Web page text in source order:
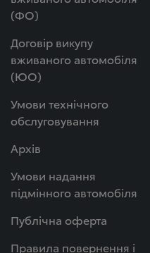
(ФО)
Договір викупу
вживаного автомобіля
(ЮО)
Умови технічного
обслуговування
Архів
Умови надання
підмінного автомобіля
Публічна оферта
Правила повернення і